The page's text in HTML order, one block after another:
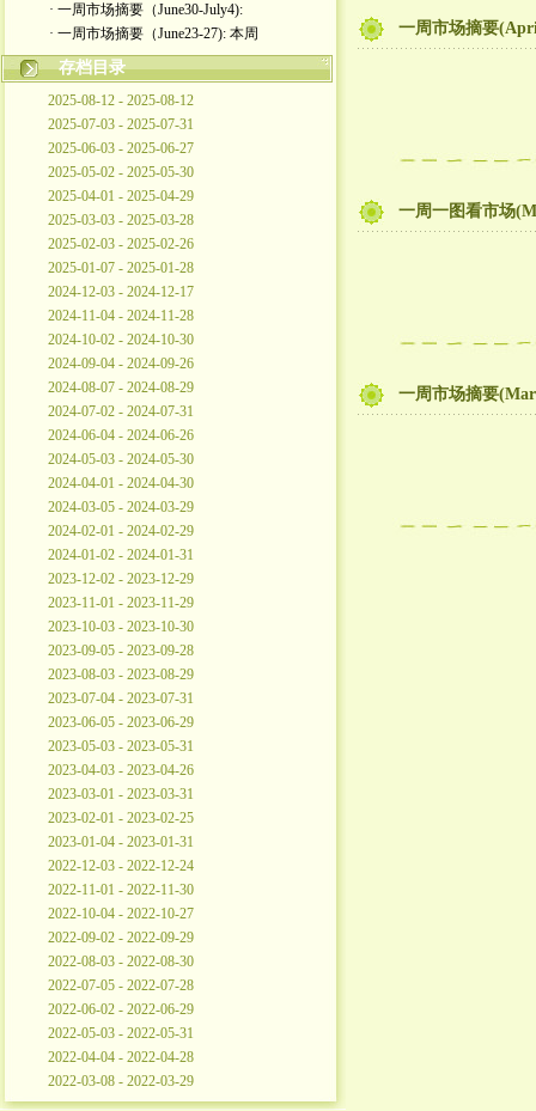
· 一周市场摘要（June30-July4):
· 一周市场摘要（June23-27): 本周
存档目录
2025-08-12 - 2025-08-12
2025-07-03 - 2025-07-31
2025-06-03 - 2025-06-27
2025-05-02 - 2025-05-30
2025-04-01 - 2025-04-29
2025-03-03 - 2025-03-28
2025-02-03 - 2025-02-26
2025-01-07 - 2025-01-28
2024-12-03 - 2024-12-17
2024-11-04 - 2024-11-28
2024-10-02 - 2024-10-30
2024-09-04 - 2024-09-26
2024-08-07 - 2024-08-29
2024-07-02 - 2024-07-31
2024-06-04 - 2024-06-26
2024-05-03 - 2024-05-30
2024-04-01 - 2024-04-30
2024-03-05 - 2024-03-29
2024-02-01 - 2024-02-29
2024-01-02 - 2024-01-31
2023-12-02 - 2023-12-29
2023-11-01 - 2023-11-29
2023-10-03 - 2023-10-30
2023-09-05 - 2023-09-28
2023-08-03 - 2023-08-29
2023-07-04 - 2023-07-31
2023-06-05 - 2023-06-29
2023-05-03 - 2023-05-31
2023-04-03 - 2023-04-26
2023-03-01 - 2023-03-31
2023-02-01 - 2023-02-25
2023-01-04 - 2023-01-31
2022-12-03 - 2022-12-24
2022-11-01 - 2022-11-30
2022-10-04 - 2022-10-27
2022-09-02 - 2022-09-29
2022-08-03 - 2022-08-30
2022-07-05 - 2022-07-28
2022-06-02 - 2022-06-29
2022-05-03 - 2022-05-31
2022-04-04 - 2022-04-28
2022-03-08 - 2022-03-29
一周市场摘要
一周一图看市场
一周市场摘要